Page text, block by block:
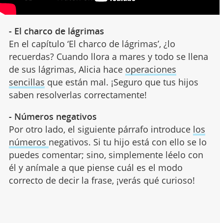
- El charco de lágrimas
En el capítulo ‘El charco de lágrimas’, ¿lo
recuerdas? Cuando llora a mares y todo se llena
de sus lágrimas, Alicia hace operaciones
sencillas que están mal. ¡Seguro que tus hijos
saben resolverlas correctamente!
- Números negativos
Por otro lado, el siguiente párrafo introduce los
números negativos. Si tu hijo está con ello se lo
puedes comentar; sino, simplemente léelo con
él y anímale a que piense cuál es el modo
correcto de decir la frase, ¡verás qué curioso!